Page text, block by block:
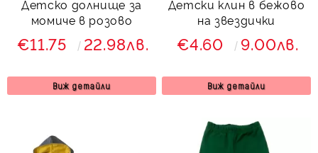
Детско долнище за
момиче в розово
€11.75 22.98лв.
Виж детайли
Детски клин в бежово
на звездички
€4.60 9.00лв.
Виж детайли